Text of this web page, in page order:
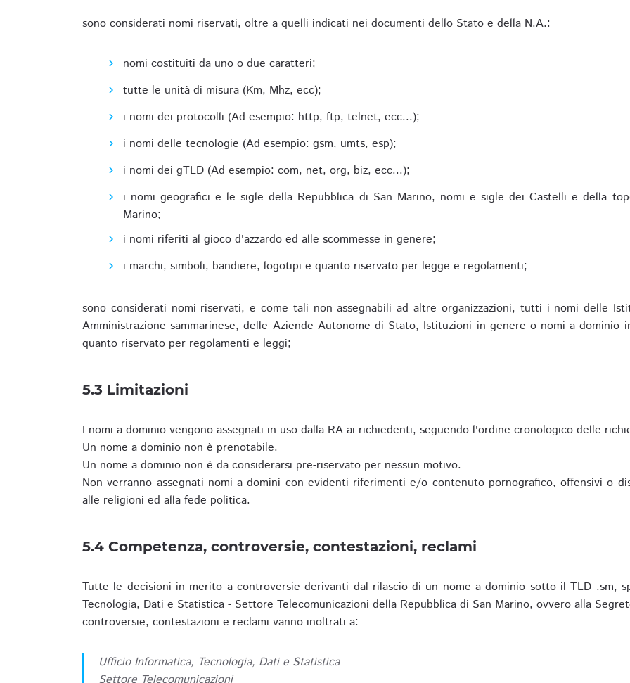
sono considerati nomi riservati, oltre a quelli indicati nei documenti dello Stato e della N.A.:
nomi costituiti da uno o due caratteri;
tutte le unità di misura (Km, Mhz, ecc);
i nomi dei protocolli (Ad esempio: http, ftp, telnet, ecc...);
i nomi delle tecnologie (Ad esempio: gsm, umts, esp);
i nomi dei gTLD (Ad esempio: com, net, org, biz, ecc...);
i nomi geografici e le sigle della Repubblica di San Marino, nomi e sigle dei Castelli e della
Marino;
i nomi riferiti al gioco d'azzardo ed alle scommesse in genere;
i marchi, simboli, bandiere, logotipi e quanto riservato per legge e regolamenti;
sono considerati nomi riservati, e come tali non assegnabili ad altre organizzazioni, tutti i nomi delle
Amministrazione sammarinese, delle Aziende Autonome di Stato, Istituzioni in genere o nomi a dominio
quanto riservato per regolamenti e leggi;
5.3 Limitazioni
I nomi a dominio vengono assegnati in uso dalla RA ai richiedenti, seguendo l'ordine cronologico delle
Un nome a dominio non è prenotabile.
Un nome a dominio non è da considerarsi pre-riservato per nessun motivo.
Non verranno assegnati nomi a domini con evidenti riferimenti e/o contenuto pornografico, offensivi o
alle religioni ed alla fede politica.
5.4 Competenza, controversie, contestazioni, reclami
Tutte le decisioni in merito a controversie derivanti dal rilascio di un nome a dominio sotto il TLD .sm,
Tecnologia, Dati e Statistica - Settore Telecomunicazioni della Repubblica di San Marino, ovvero alla
controversie, contestazioni e reclami vanno inoltrati a:
Ufficio Informatica, Tecnologia, Dati e Statistica